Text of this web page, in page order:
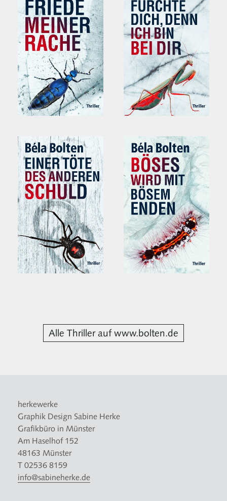
Alle Thriller auf www.bolten.de
herkewerke
Graphik Design Sabine Herke
Grafikbüro in Münster
Am Haselhof 152
48163 Münster
T 02536 8159
info@sabineherke.de